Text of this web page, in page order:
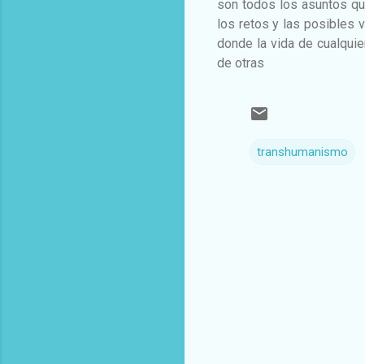
son todos los asuntos
los retos y las posibles
donde la vida de
de otras
transhumanismo